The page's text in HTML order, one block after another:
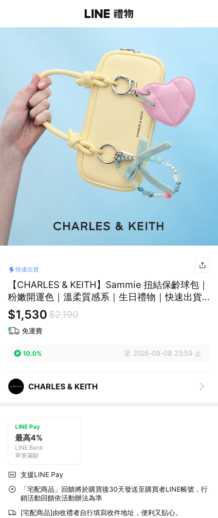
快速出貨
【CHARLES & KEITH】Sammie 扭結保齡球包｜
粉嫩開運色｜溫柔質感系｜生日禮物｜快速出貨
｜小CK｜官方直營
$1,530 $2,190
免運費
10.0% 至 2026-08-08 23:59 止
CHARLES & KEITH
LINE Pay
最高4%
LINE Bank
單筆滿額
支援LINE Pay
「宅配商品」回饋將於購買後30天發送至購買者LINE帳號，行
銷活動回饋依活動辦法為準
[宅配商品]由收禮者自行填寫收件地址，便利又貼心。